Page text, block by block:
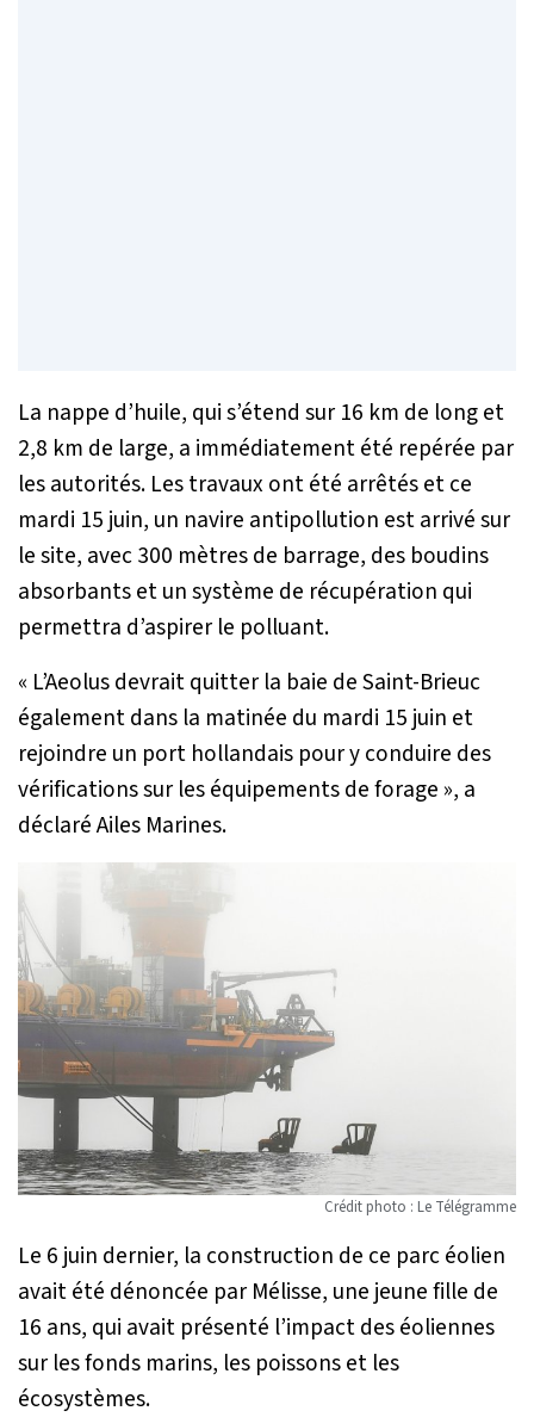
La nappe d’huile, qui s’étend sur 16 km de long et
2,8 km de large, a immédiatement été repérée par
les autorités. Les travaux ont été arrêtés et ce
mardi 15 juin, un navire antipollution est arrivé sur
le site, avec 300 mètres de barrage, des boudins
absorbants et un système de récupération qui
permettra d’aspirer le polluant.
« L’Aeolus devrait quitter la baie de Saint-Brieuc
également dans la matinée du mardi 15 juin et
rejoindre un port hollandais pour y conduire des
vérifications sur les équipements de forage », a
déclaré Ailes Marines.
Crédit photo : Le Télégramme
Le 6 juin dernier, la construction de ce parc éolien
avait été dénoncée par Mélisse, une jeune fille de
16 ans, qui avait présenté l’impact des éoliennes
sur les fonds marins, les poissons et les
écosystèmes.